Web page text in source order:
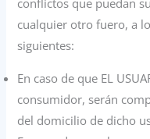
conflictos que puedan
cualquier otro fuero, a
siguientes:
En caso de que EL
consumidor, serán
del domicilio de dicho